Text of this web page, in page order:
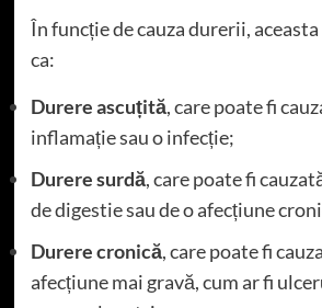
În funcție de cauza durerii,
ca:
Durere ascuțită, care poate fi
inflamație sau o infecție;
Durere surdă, care poate fi
de digestie sau de o afecțiune
Durere cronică, care poate fi
afecțiune mai gravă, cum ar fi